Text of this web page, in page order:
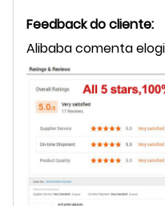
Feedback do cliente:
Alibaba comenta